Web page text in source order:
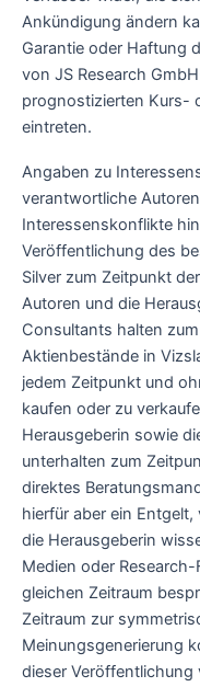
Ankündigung ändern
Garantie oder Haftung
von JS Research
prognostizierten Kurs-
eintreten.
Angaben zu
verantwortliche
Interessenskonflikte
Veröffentlichung des
Silver zum Zeitpunkt
Autoren und die
Consultants halten
Aktienbestände in
jedem Zeitpunkt und
kaufen oder zu
Herausgeberin sowie
unterhalten zum
direktes
hierfür aber ein
die Herausgeberin
Medien oder
gleichen Zeitraum
Zeitraum zur
Meinungsgenerierung
dieser Veröffentlichung